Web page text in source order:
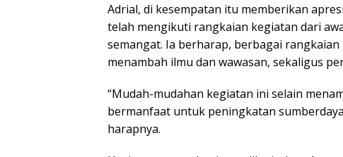
Adrial, di kesempatan itu memberikan
telah mengikuti rangkaian kegiatan dari
semangat. Ia berharap, berbagai
menambah ilmu dan wawasan, sekaligus
“Mudah-mudahan kegiatan ini selain
bermanfaat untuk peningkatan
harapnya.